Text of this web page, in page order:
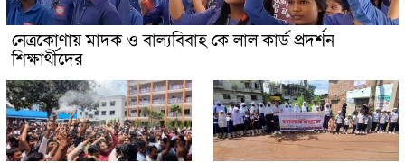
নেত্রকোণায় মাদক ও বাল্যবিবাহ কে লাল কার্ড প্রদর্শন
শিক্ষার্থীদের